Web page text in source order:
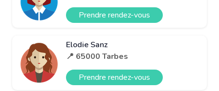
Prendre rendez-vous
Elodie Sanz
📍 65000 Tarbes
Prendre rendez-vous